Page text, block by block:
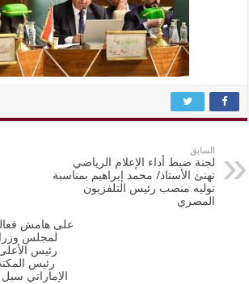
السابق
لجنة ضبط أداء الإعلام الرياضي
تهنئ الأستاذ/ محمد إبراهيم بمناسبة
توليه منصب رئيس التلفزيون
المصري
لمجلس
رئيس
رئيس
الإماراتي